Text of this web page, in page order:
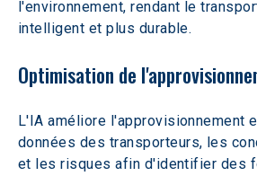
l'environnement, rendant le
intelligent et plus durable.
Optimisation de
L'IA améliore l'approvisionnement
données des transporteurs, les
et les risques afin d'identifier des